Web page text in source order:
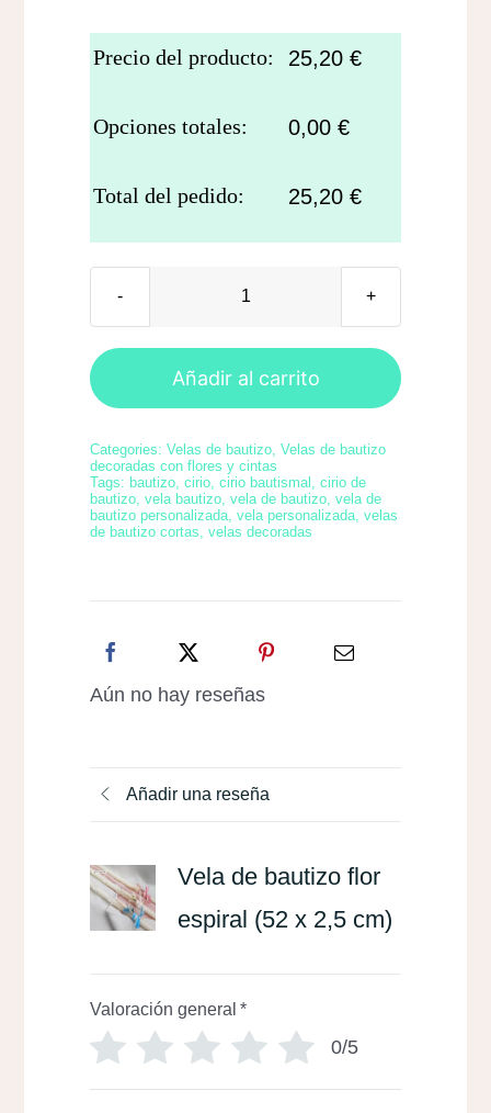
Precio del producto: 25,20€
Opciones totales: 0,00€
Total del pedido: 25,20€
bautizo
(52
x
2,5
Añadir al carrito
Categories:Velas de bautizo ,Velas de bautizo
decoradas con flores y cintas
Tags: bautizo ,cirio ,cirio bautismal ,cirio de
bautizo ,vela bautizo ,vela de bautizo ,vela de
bautizo personalizada ,vela personalizada ,velas
de bautizo cortas ,velas decoradas
Aún no hay reseñas
Añadir una reseña
Vela de bautizo flor
espiral (52 x 2,5 cm)
Valoración general *
0/5